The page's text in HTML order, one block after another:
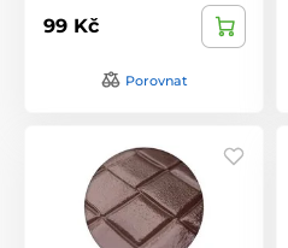
99 Kč
Porovnat